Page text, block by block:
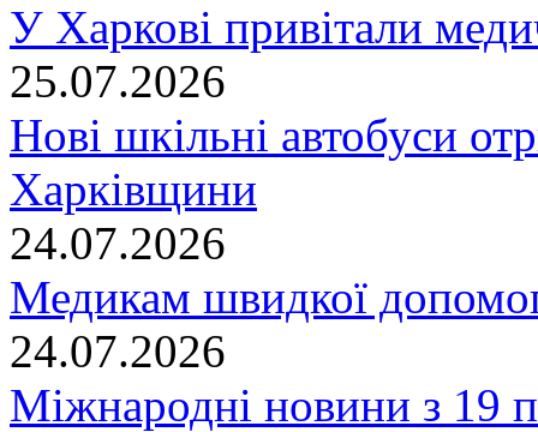
У Харкові привітали
25.07.2026
Нові шкільні автобуси
Харківщини
24.07.2026
Медикам швидкої
24.07.2026
Міжнародні новини з 19